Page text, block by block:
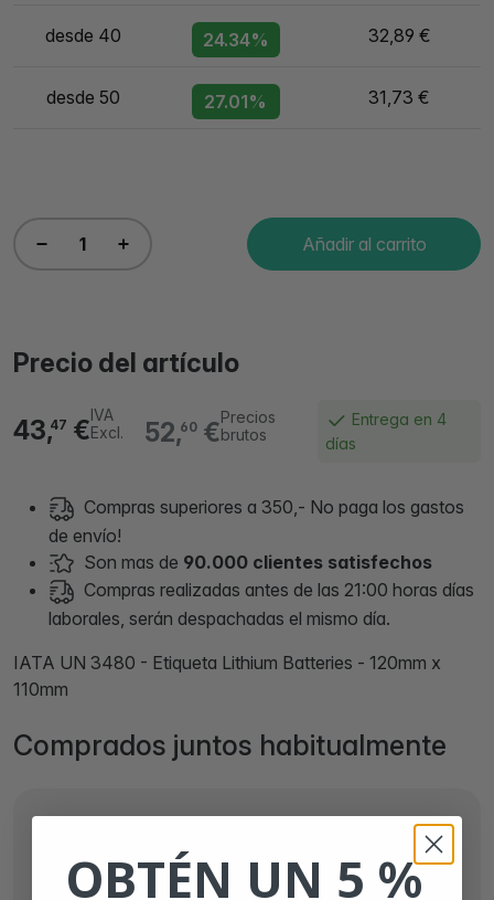
desde 40 24.34% 32,89 €
desde 50 27.01% 31,73 €
Añadir al carrito
Precio del artículo
52,60€Precios
brutos
43,47 €IVA
Excl.
Entrega en 4
días
Compras superiores a 350,- No paga los gastos
de envío!
Son mas de 90.000 clientes satisfechos
Compras realizadas antes de las 21:00 horas días
laborales, serán despachadas el mismo día.
IATA UN 3480 - Etiqueta Lithium Batteries - 120mm x
110mm
Comprados juntos habitualmente
OBTÉN UN 5 %